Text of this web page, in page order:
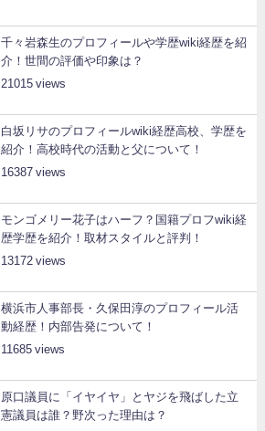
千々岩森生のプロフィールや学歴wiki経歴を紹
介！世間の評価や印象は？
21015
白坂リサのプロフィールwiki経歴高校、学歴を
紹介！高校時代の活動と父について！
16387
モンゴメリー花子はハーフ？国籍プロフwiki経
歴学歴を紹介！取材スタイルと評判！
13172
横浜市人事部長・久保田淳のプロフィール活
動経歴！内部告発について！
11685
原口議員に「イヤイヤ」とヤジを飛ばした立
憲議員は誰？野次った理由は？